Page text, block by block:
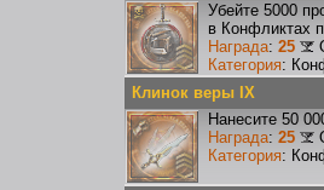
Убейте 5000
в Конфликтах
Награда: 25
Категория:
Клинок веры IX
Нанесите 50
Награда: 25
Категория: